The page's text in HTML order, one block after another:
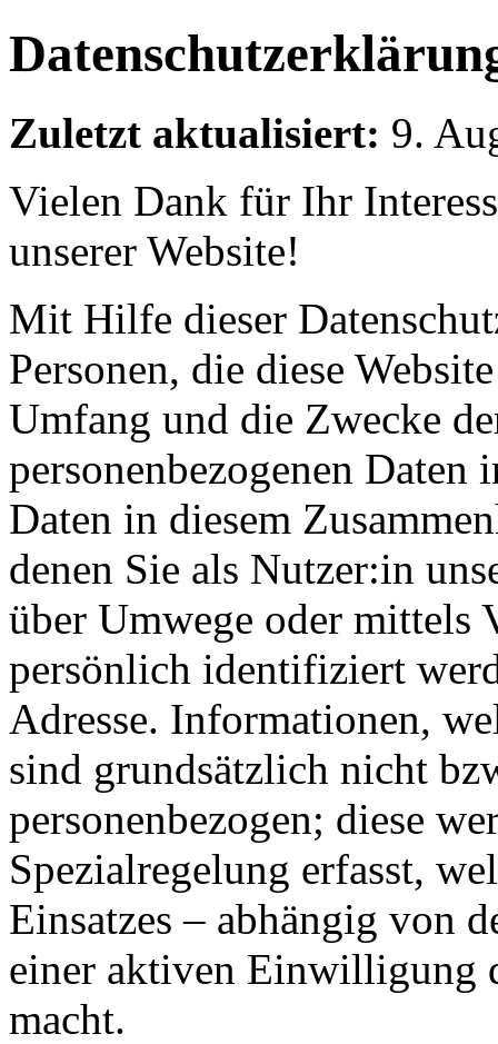
Zuletzt aktualisiert: 9.
Vielen Dank für Ihr
unserer Website!
Mit Hilfe dieser
Personen, die diese
Umfang und die Zwecke
personenbezogenen Daten
Daten in diesem
denen Sie als Nutzer:in
über Umwege oder mittels
persönlich identifiziert
Adresse. Informationen,
sind grundsätzlich nicht
personenbezogen; diese
Spezialregelung erfasst,
Einsatzes – abhängig von
einer aktiven Einwilligung
macht.